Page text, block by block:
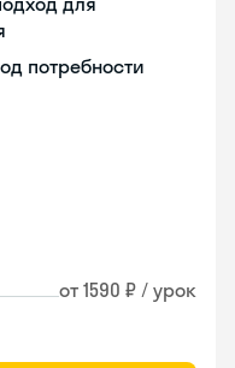
потребности
от 1590 ₽ / урок